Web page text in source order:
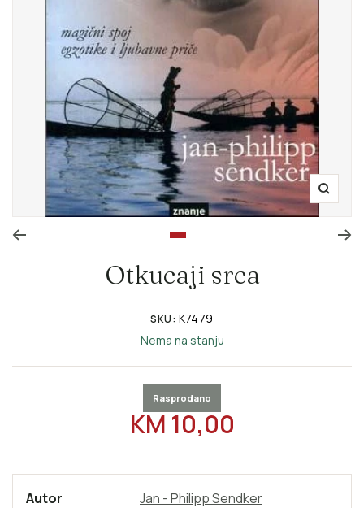
Zoom
Otkucaji srca
SKU: K7479
Nema na stanju
REDOVNA CIJENA
KM 10,00
Rasprodano
Autor Jan - Philipp Sendker